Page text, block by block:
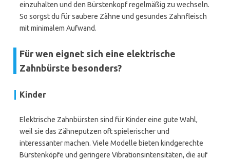
einzuhalten und den Bürstenkopf regelmäßig zu wechseln.
So sorgst du für saubere Zähne und gesundes Zahnfleisch
mit minimalem Aufwand.
Für wen eignet sich eine elektrische
Zahnbürste besonders?
Kinder
Elektrische Zahnbürsten sind für Kinder eine gute Wahl,
weil sie das Zähneputzen oft spielerischer und
interessanter machen. Viele Modelle bieten kindgerechte
Bürstenköpfe und geringere Vibrationsintensitäten, die auf